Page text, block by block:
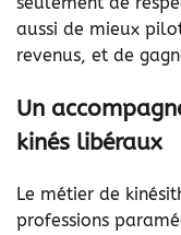
aussi de mieux
revenus, et de
Un
kinés libéraux
Le métier de
professions